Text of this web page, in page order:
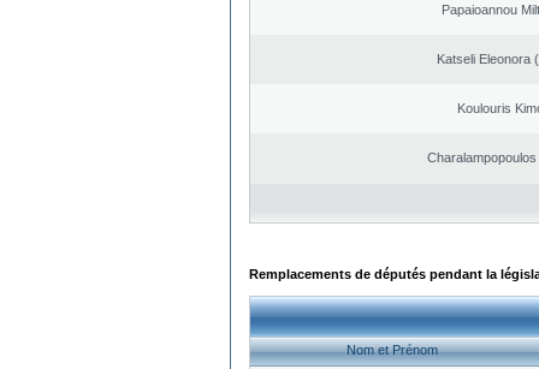
Papaioannou
Katseli Eleonora
Koulouris
Remplacements de députés pendant la
Nom et Prénom